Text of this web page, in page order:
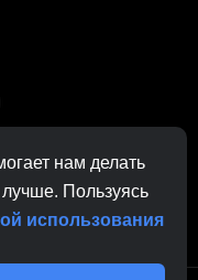
нам делать
Пользуясь
использования